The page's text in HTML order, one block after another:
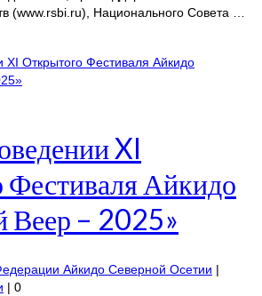
(www.rsbi.ru), Национального Совета …
XI
Фестиваля Айкидо
Веер – 2025»
Айкидо Северной Осетии |
| 0